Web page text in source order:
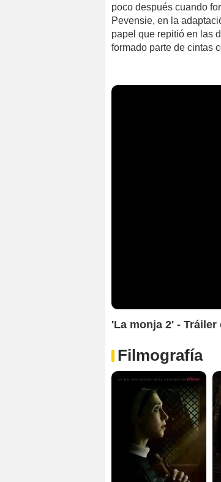
poco después cuando
Pevensie, en la
papel que repitió en las
formado parte de cintas
'La monja 2' -
Filmografía